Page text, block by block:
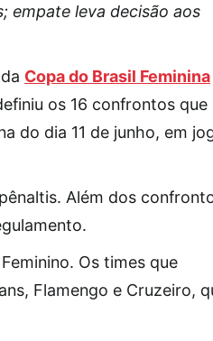
empate leva decisão aos
Copa do Brasil Feminina
os 16 confrontos que
do dia 11 de junho, em
Além dos
Feminino. Os times que
Flamengo e Cruzeiro,